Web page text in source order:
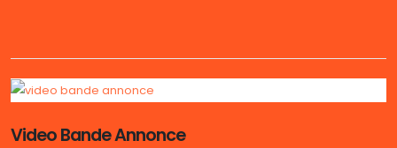
Video Bande Annonce